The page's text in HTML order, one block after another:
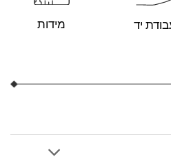
יד מידות